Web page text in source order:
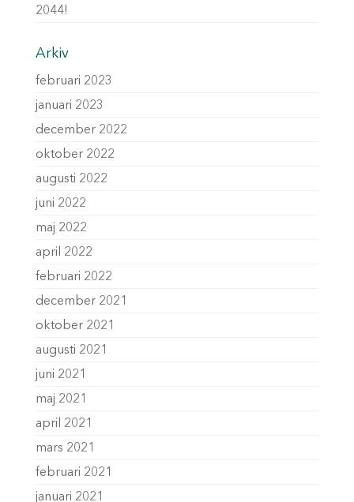
2044!
Arkiv
februari 2023
januari 2023
december 2022
oktober 2022
augusti 2022
juni 2022
maj 2022
april 2022
februari 2022
december 2021
oktober 2021
augusti 2021
juni 2021
maj 2021
april 2021
mars 2021
februari 2021
januari 2021